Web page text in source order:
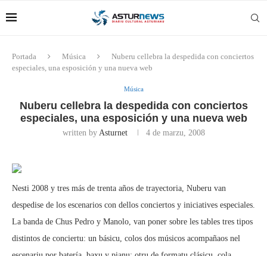
Portada Música
Nuberu cellebra la despedida con conciertos
especiales, una esposición y una nueva web
Música
Nuberu cellebra la despedida con conciertos
especiales, una esposición y una nueva web
written by Asturnet 4 de marzu, 2008
Nesti 2008 y tres más de trenta años de trayectoria, Nuberu van
despedise de los escenarios con dellos conciertos y iniciatives especiales.
La banda de Chus Pedro y Manolo, van poner sobre les tables tres tipos
distintos de conciertu: un básicu, colos dos músicos acompañaos nel